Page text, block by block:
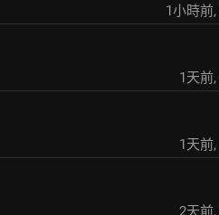
1小時前,
1天前,
1天前,
2天前,